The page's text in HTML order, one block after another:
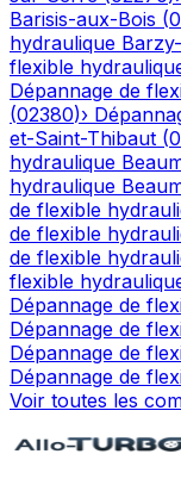
Barisis-aux-Bois (
hydraulique
flexible
Dépannage de
(02380)›
et-Saint-Thibaut (
hydraulique
hydraulique
de flexible
de flexible
de flexible
flexible
Dépannage de
Dépannage de
Dépannage de
Dépannage de
Voir toutes les